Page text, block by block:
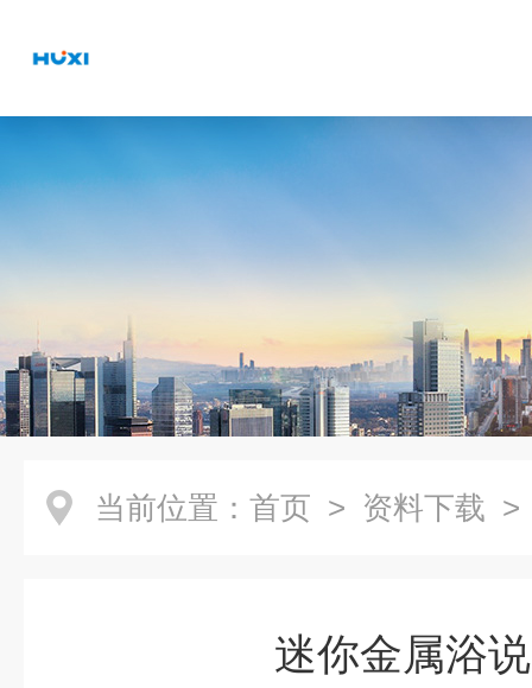
当前位置： 首页 > 资料下载 >
迷你金属浴